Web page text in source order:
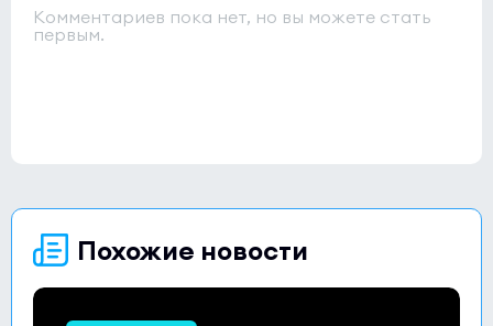
Комментариев пока нет, но вы можете стать
первым.
Похожие новости